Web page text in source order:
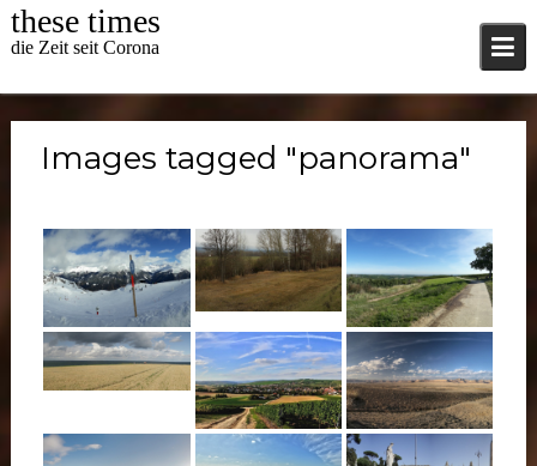
Skip
tothese times
die Zeit seit Corona
Images tagged "panorama"